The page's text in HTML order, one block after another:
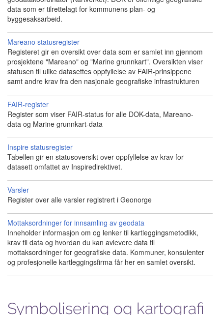
data som er tilrettelagt for kommunens plan- og
byggesaksarbeid.
Mareano statusregister
Registeret gir en oversikt over data som er samlet inn gjennom
prosjektene "Mareano" og "Marine grunnkart". Oversikten viser
statusen til ulike datasettes oppfyllelse av FAIR-prinsippene
samt andre krav fra den nasjonale geografiske infrastrukturen
FAIR-register
Register som viser FAIR-status for alle DOK-data, Mareano-
data og Marine grunnkart-data
Inspire statusregister
Tabellen gir en statusoversikt over oppfyllelse av krav for
datasett omfattet av Inspiredirektivet.
Varsler
Register over alle varsler registrert i Geonorge
Mottaksordninger for innsamling av geodata
Inneholder informasjon om og lenker til kartleggingsmetodikk,
krav til data og hvordan du kan avlevere data til
mottaksordninger for geografiske data. Kommuner, konsulenter
og profesjonelle kartleggingsfirma får her en samlet oversikt.
Symbolisering og kartografi